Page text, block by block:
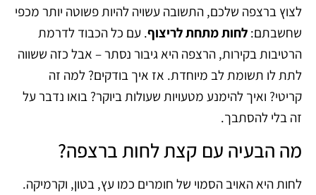
לצוץ ברצפה שלכם, התשובה עשויה להיות פשוטה יותר מכפי
שחשבתם: לחות מתחת לריצוף. עם כל הכבוד לדרמת
הרטיבות בקירות, הרצפה היא גיבור נסתר – אבל כזה ששווה
לתת לו תשומת לב מיוחדת. אז איך בודקים? למה זה
קריטי? ואיך להימנע מטעויות שעולות ביוקר? בואו נדבר על
זה בלי להסתבך.
מה הבעיה עם קצת לחות ברצפה?
לחות היא האויב הסמוי של חומרים כמו עץ, בטון, וקרמיקה.